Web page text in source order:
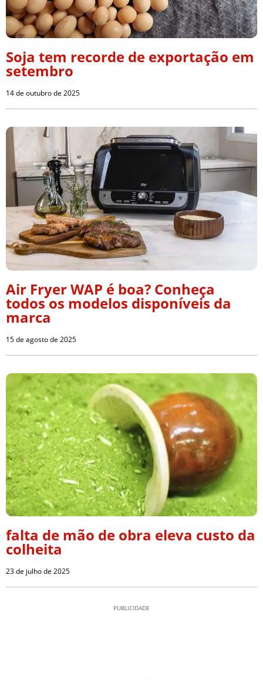
Soja tem recorde de exportação em
setembro
14 de outubro de 2025
Air Fryer WAP é boa? Conheça
todos os modelos disponíveis da
marca
15 de agosto de 2025
falta de mão de obra eleva custo da
colheita
23 de julho de 2025
PUBLICIDADE